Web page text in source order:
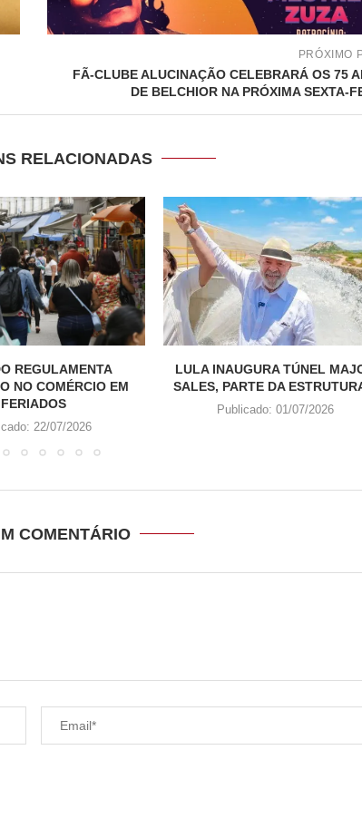
PRÓXIMO
FÃ-CLUBE ALUCINAÇÃO CELEBRARÁ OS 75
DE BELCHIOR NA PRÓXIMA SEXTA-
RELACIONADAS
REGULAMENTA
NO COMÉRCIO EM
FERIADOS
22/07/2026
LULA INAUGURA TÚNEL
SALES, PARTE DA
Publicado: 01/07/2026
COMENTÁRIO